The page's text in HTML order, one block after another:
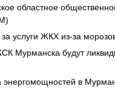
областное
услуги ЖКХ из-за
Мурманска будут
энергомощностей в